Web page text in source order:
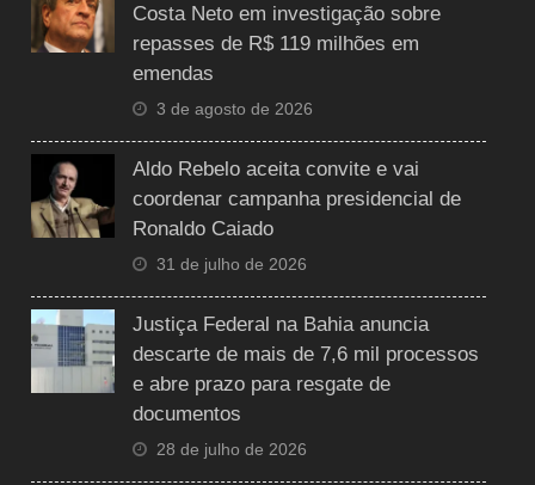
Costa Neto em investigação sobre
repasses de R$ 119 milhões em
emendas
3 de agosto de 2026
Aldo Rebelo aceita convite e vai
coordenar campanha presidencial de
Ronaldo Caiado
31 de julho de 2026
Justiça Federal na Bahia anuncia
descarte de mais de 7,6 mil processos
e abre prazo para resgate de
documentos
28 de julho de 2026